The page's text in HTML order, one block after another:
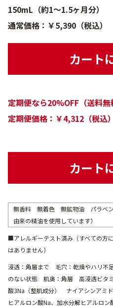
150mL（約1～1.5ヶ月分）
通常価格：￥5,390（税込）
カート
定期便なら20%OFF（送料無
定期便価格：￥4,312（税込）
カート
無香料 無着色 無鉱物油 パラベ
由来の精油を使用しています）
■アレルギーテスト済み（すべての方
はありません）
浸透：角層まで 毛穴：乾燥やハリ不
のない状態 肌奥：角層 高浸透ビタ
酸3Na（整肌成分） ナイアシンアミ
ヒアルロン酸Na、加水分解ヒアルロ